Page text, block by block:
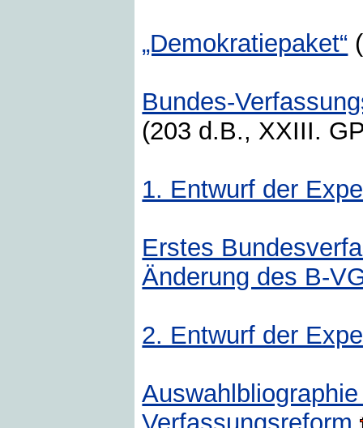
„Demokratiepaket“
Bundes-
(203 d.B., XXIII.
1. Entwurf der
Erstes
Änderung des B-
2. Entwurf der